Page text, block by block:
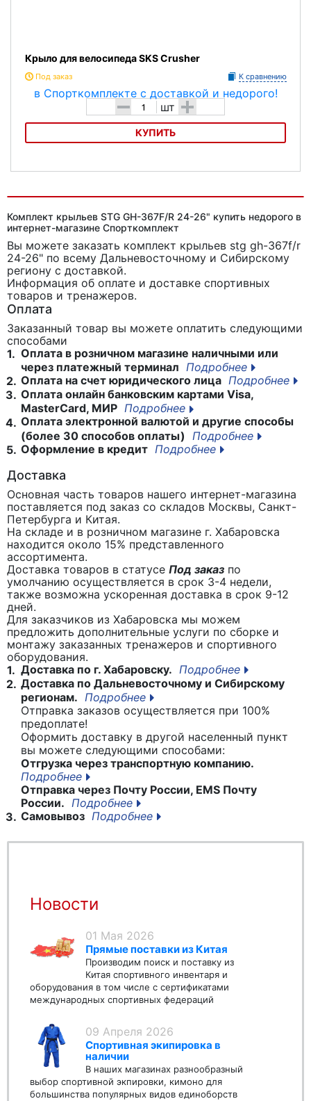
Крыло для велосипеда SKS Crusher
Под заказ К сравнению
- шт +
КУПИТЬ
Комплект крыльев STG GH-367F/R 24-26" купить недорого в
интернет-магазине Спорткомплект
Вы можете заказать комплект крыльев stg gh-367f/r
24-26" по всему Дальневосточному и Сибирскому
региону с доставкой.
Информация об оплате и доставке спортивных
товаров и тренажеров.
Оплата
Заказанный товар вы можете оплатить следующими
способами
1. Оплата в розничном магазине наличными или
через платежный терминал Подробнее
2. Оплата на счет юридического лица Подробнее
3. Оплата онлайн банковским картами Visa,
MasterCard, МИР Подробнее
4. Оплата электронной валютой и другие способы
(более 30 способов оплаты)
Подробнее
5. Оформление в кредит Подробнее
Доставка
Основная часть товаров нашего интернет-магазина
поставляется под заказ со складов Москвы, Санкт-
Петербурга и Китая.
На складе и в розничном магазине г. Хабаровска
находится около 15% представленного
ассортимента.
Доставка товаров в статусе Под заказ по
умолчанию осуществляется в срок 3-4 недели,
также возможна ускоренная доставка в срок 9-12
дней.
Для заказчиков из Хабаровска мы можем
предложить дополнительные услуги по сборке и
монтажу заказанных тренажеров и спортивного
оборудования.
1. Доставка по г. Хабаровску. Подробнее
2. Доставка по Дальневосточному и Сибирскому
регионам. Подробнее
Отправка заказов осуществляется при 100%
предоплате!
Оформить доставку в другой населенный пункт
вы можете следующими способами:
Отгрузка через транспортную компанию.
Подробнее
Отправка через Почту России, EMS Почту
России. Подробнее
3. Самовывоз Подробнее
Новости
01 Мая 2026
Прямые поставки из Китая
Производим поиск и поставку из
Китая спортивного инвентаря и
оборудования в том числе с сертификатами
международных спортивных федераций
09 Апреля 2026
Спортивная экипировка в
наличии
В наших магазинах разнообразный
выбор спортивной экпировки, кимоно для
большинства популярных видов единоборств